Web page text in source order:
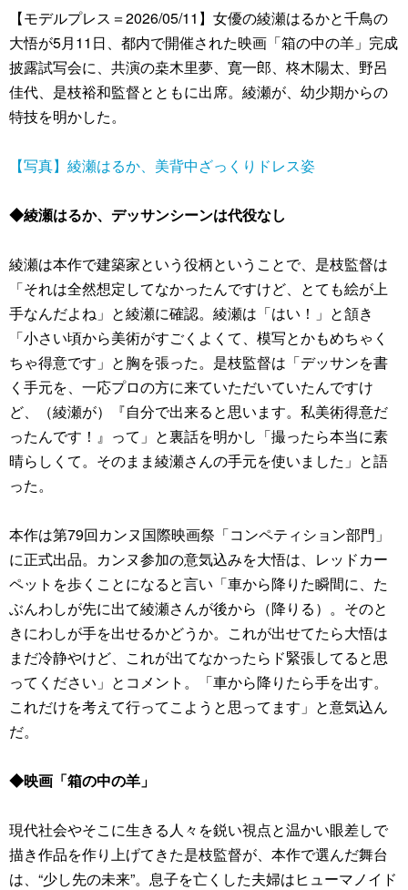
【モデルプレス＝2026/05/11】女優の綾瀬はるかと千鳥の
大悟が5月11日、都内で開催された映画「箱の中の羊」完成
披露試写会に、共演の桒木里夢、寛一郎、柊木陽太、野呂
佳代、是枝裕和監督とともに出席。綾瀬が、幼少期からの
特技を明かした。
【写真】綾瀬はるか、美背中ざっくりドレス姿
◆綾瀬はるか、デッサンシーンは代役なし
綾瀬は本作で建築家という役柄ということで、是枝監督は
「それは全然想定してなかったんですけど、とても絵が上
手なんだよね」と綾瀬に確認。綾瀬は「はい！」と頷き
「小さい頃から美術がすごくよくて、模写とかもめちゃく
ちゃ得意です」と胸を張った。是枝監督は「デッサンを書
く手元を、一応プロの方に来ていただいていたんですけ
ど、（綾瀬が）『自分で出来ると思います。私美術得意だ
ったんです！』って」と裏話を明かし「撮ったら本当に素
晴らしくて。そのまま綾瀬さんの手元を使いました」と語
った。
本作は第79回カンヌ国際映画祭「コンペティション部門」
に正式出品。カンヌ参加の意気込みを大悟は、レッドカー
ペットを歩くことになると言い「車から降りた瞬間に、た
ぶんわしが先に出て綾瀬さんが後から（降りる）。そのと
きにわしが手を出せるかどうか。これが出せてたら大悟は
まだ冷静やけど、これが出てなかったらド緊張してると思
ってください」とコメント。「車から降りたら手を出す。
これだけを考えて行ってこようと思ってます」と意気込ん
だ。
◆映画「箱の中の羊」
現代社会やそこに生きる人々を鋭い視点と温かい眼差しで
描き作品を作り上げてきた是枝監督が、本作で選んだ舞台
は、“少し先の未来”。息子を亡くした夫婦はヒューマノイド